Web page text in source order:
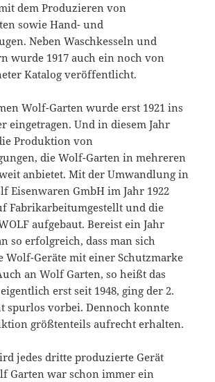
dem Produzieren von
sowie Hand- und
Neben Waschkesseln und
wurde 1917 auch ein noch von
Katalog veröffentlicht.
Wolf-Garten wurde erst 1921 ins
eingetragen. Und in diesem Jahr
Produktion von
die Wolf-Garten in mehreren
anbietet. Mit der Umwandlung in
Eisenwaren GmbH im Jahr 1922
Fabrikarbeitumgestellt und die
aufgebaut. Bereist ein Jahr
so erfolgreich, dass man sich
Wolf-Geräte mit einer Schutzmarke
an Wolf Garten, so heißt das
erst seit 1948, ging der 2.
spurlos vorbei. Dennoch konnte
größtenteils aufrecht erhalten.
jedes dritte produzierte Gerät
Garten war schon immer ein